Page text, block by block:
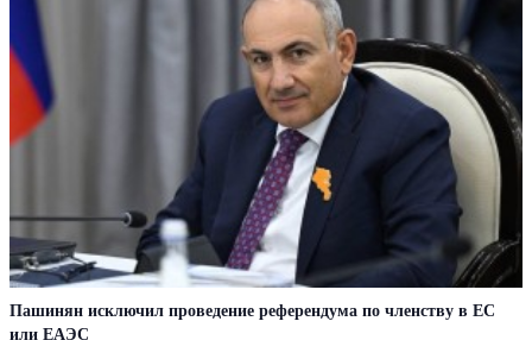
Пашинян исключил проведение референдума по членству в ЕС
или ЕАЭС